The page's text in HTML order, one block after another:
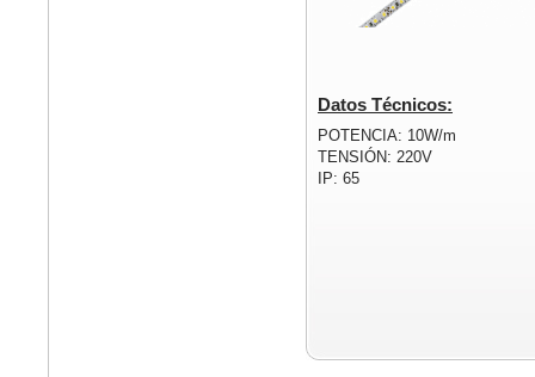
Datos Técnicos:
POTENCIA: 10W/m
TENSIÓN: 220V
IP: 65